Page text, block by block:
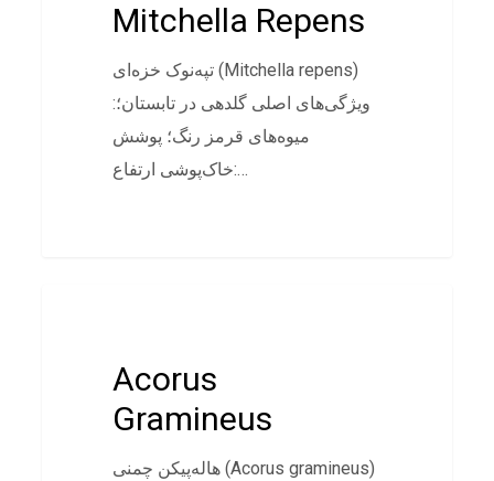
Mitchella Repens
تپه‌نوک خزه‌ای (Mitchella repens)
:ویژگی‌های اصلی گلدهی در تابستان؛
میوه‌های قرمز رنگ؛ پوشش
خاک‌پوشی ارتفاع:…
Acorus
Gramineus
هاله‌پیکن چمنی (Acorus gramineus)